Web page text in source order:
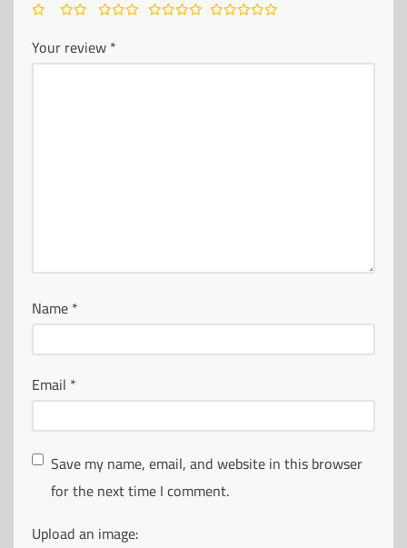
Your review*
Name*
Email *
Save my name, email, and website in this browser
for the next time I comment.
Upload an image: